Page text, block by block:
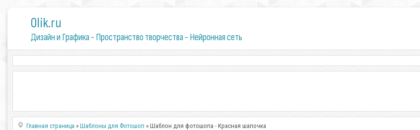
0lik.ru
Дизайн и Графика - Пространство творчества - Нейронная сеть
Главная страница »Шаблоны для Фотошоп » Шаблон для фотошопа - Красная шапочка